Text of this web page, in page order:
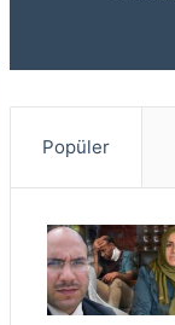
Popüler